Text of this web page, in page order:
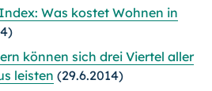
Was kostet Wohnen in
können sich drei Viertel aller
leisten (29.6.2014)